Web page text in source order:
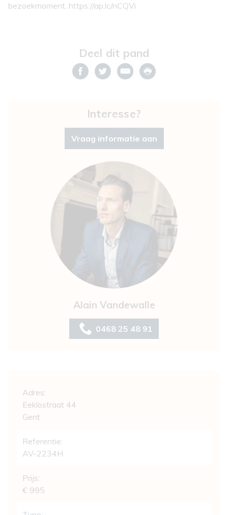
bezoekmoment. https://ap.lc/nCQVi
Deel dit pand
Interesse?
Vraag informatie aan
Alain Vandewalle
0468 25 48 91
Adres:
Eeklostraat 44
Gent
Referentie:
AV-2234H
Prijs:
€ 995